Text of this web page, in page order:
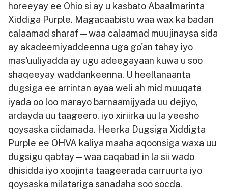
horeeyay ee Ohio si ay u kasbato Abaalmarinta
Xiddiga Purple. Magacaabistu waa wax ka badan
calaamad sharaf—waa calaamad muujinaysa sida
ay akadeemiyaddeenna uga go'an tahay iyo
mas'uuliyadda ay ugu adeegayaan kuwa u soo
shaqeeyay waddankeenna. U heellanaanta
dugsiga ee arrintan ayaa weli ah mid muuqata
iyada oo loo marayo barnaamijyada uu dejiyo,
ardayda uu taageero, iyo xiriirka uu la yeesho
qoysaska ciidamada. Heerka Dugsiga Xiddigta
Purple ee OHVA kaliya maaha aqoonsiga waxa uu
dugsigu qabtay—waa caqabad in la sii wado
dhisidda iyo xoojinta taageerada carruurta iyo
qoysaska milatariga sanadaha soo socda.